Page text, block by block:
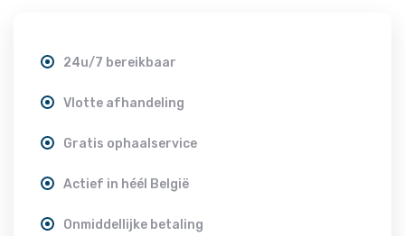
24u/7 bereikbaar
Vlotte afhandeling
Gratis ophaalservice
Actief in héél België
Onmiddellijke betaling